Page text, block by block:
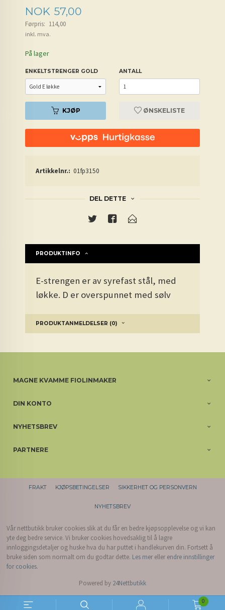
0
Tilbud
NOK 57,00
Førpris: 114,00
inkl. mva.
På lager
ENKELTSTRENGER GOLD ANTALL
KJØP ØNSKELISTE
Artikkelnr.: 01fp3150
DEL DETTE
PRODUKTINFO
E-strengen er av syrefast stål, med
løkke. D er overspunnet med sølv
PRODUKTANMELDELSER (0)
MAGNE KVAMME FIOLINMAKER
DIN KONTO
NYHETSBREV
PARTNERE
FRAKT KJØPSBETINGELSER SIKKERHET OG PERSONVERN
NYHETSBREV
Vår nettbutikk bruker cookies slik at du får en bedre kjøpsopplevelse og vi kan
yte deg bedre service. Vi bruker cookies hovedsaklig til å lagre
innloggingsdetaljer og huske hva du har puttet i handlekurven din. Fortsett å
bruke siden som normalt om du godtar dette. Les mereller endre innstillinger
for cookies.
Powered by 24Nettbutikk